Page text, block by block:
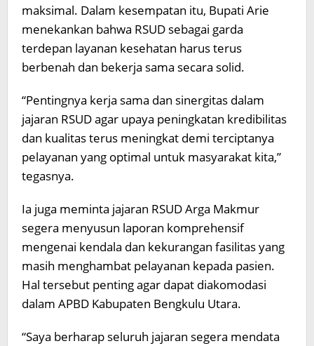
maksimal. Dalam kesempatan itu, Bupati Arie
menekankan bahwa RSUD sebagai garda
terdepan layanan kesehatan harus terus
berbenah dan bekerja sama secara solid.
“Pentingnya kerja sama dan sinergitas dalam
jajaran RSUD agar upaya peningkatan kredibilitas
dan kualitas terus meningkat demi terciptanya
pelayanan yang optimal untuk masyarakat kita,”
tegasnya.
Ia juga meminta jajaran RSUD Arga Makmur
segera menyusun laporan komprehensif
mengenai kendala dan kekurangan fasilitas yang
masih menghambat pelayanan kepada pasien.
Hal tersebut penting agar dapat diakomodasi
dalam APBD Kabupaten Bengkulu Utara.
“Saya berharap seluruh jajaran segera mendata